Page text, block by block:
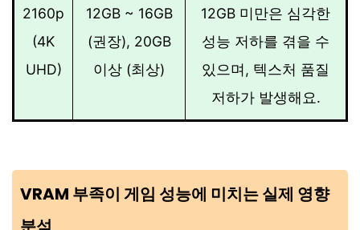
2160p
(4K
UHD)
12GB ~ 16GB
(권장), 20GB
이상 (최상)
12GB 미만은 심각한
성능 저하를 겪을 수
있으며, 텍스처 품질
저하가 발생해요.
VRAM 부족이 게임 성능에 미치는 실제 영향